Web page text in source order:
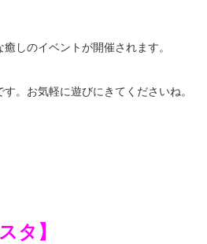
しのイベントが開催されます。
。お気軽に遊びにきてくださいね。
タ】